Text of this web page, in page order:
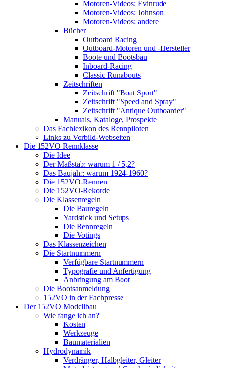
Motoren-Videos: Evinrude
Motoren-Videos: Johnson
Motoren-Videos: andere
Bücher
Outboard Racing
Outboard-Motoren und -Hersteller
Boote und Bootsbau
Inboard-Racing
Classic Runabouts
Zeitschriften
Zeitschrift "Boat Sport"
Zeitschrift "Speed and Spray"
Zeitschrift "Antique Outboarder"
Manuals, Kataloge, Prospekte
Das Fachlexikon des Rennpiloten
Links zu Vorbild-Webseiten
Die 152VO Rennklasse
Die Idee
Der Maßstab: warum 1 / 5,2?
Das Baujahr: warum 1924-1960?
Die 152VO-Rennen
Die 152VO-Rekorde
Die Klassenregeln
Die Bauregeln
Yardstick und Setups
Die Rennregeln
Die Votings
Das Klassenzeichen
Die Startnummern
Verfügbare Startnummern
Typografie und Anfertigung
Anbringung am Boot
Die Bootsanmeldung
152VO in der Fachpresse
Der 152VO Modellbau
Wie fange ich an?
Kosten
Werkzeuge
Baumaterialien
Hydrodynamik
Verdränger, Halbgleiter, Gleiter